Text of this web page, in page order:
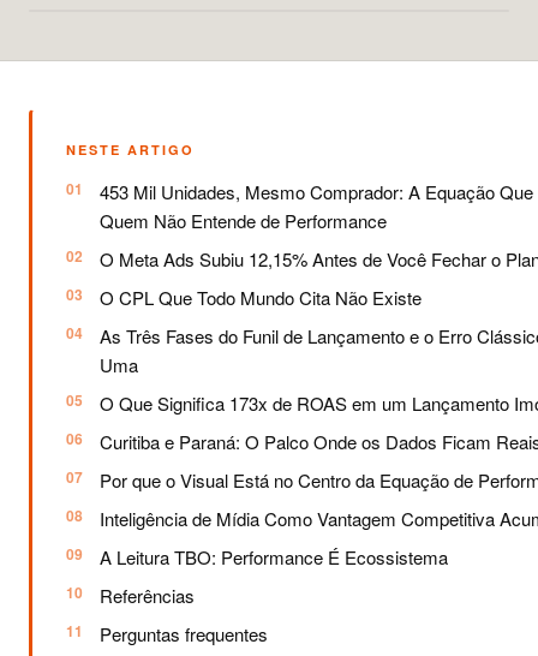
NESTE ARTIGO
453 Mil Unidades, Mesmo Comprador: A Equação
Quem Não Entende de Performance
O Meta Ads Subiu 12,15% Antes de Você Fechar o
O CPL Que Todo Mundo Cita Não Existe
As Três Fases do Funil de Lançamento e o Erro
Uma
O Que Significa 173x de ROAS em um Lançamento
Curitiba e Paraná: O Palco Onde os Dados Ficam
Por que o Visual Está no Centro da Equação de
Inteligência de Mídia Como Vantagem Competitiva
A Leitura TBO: Performance É Ecossistema
Referências
Perguntas frequentes